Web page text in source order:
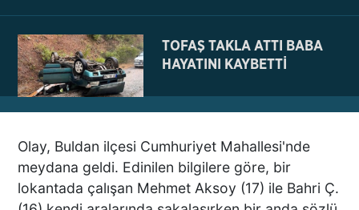
TOFAŞ TAKLA ATTI BABA
HAYATINI KAYBETTİ
NE BÖYLE BİR VAHŞİ NE DE
VAHŞET GÖRÜLDÜ
İNSANLIK DIŞI
Olay, Buldan ilçesi Cumhuriyet Mahallesi'nde
meydana geldi. Edinilen bilgilere göre, bir
lokantada çalışan Mehmet Aksoy (17) ile Bahri Ç.